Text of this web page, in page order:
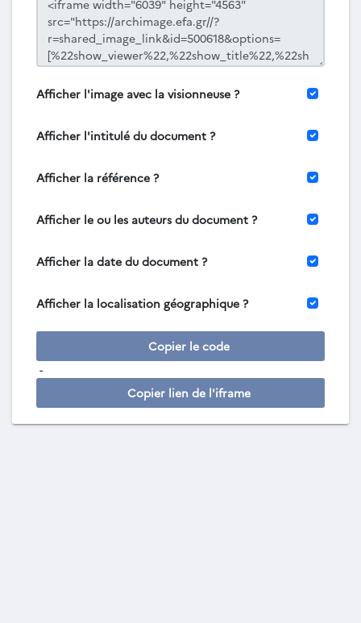
Afficher l'image avec la visionneuse ?
Afficher l'intitulé du document ?
Afficher la référence ?
Afficher le ou les auteurs du document ?
Afficher la date du document ?
Afficher la localisation géographique ?
Copier le code
-
Copier lien de l'iframe